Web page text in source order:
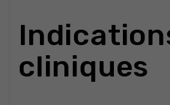
cliniques